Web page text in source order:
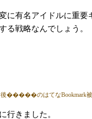
に有名アイドルに重
る戦略なんでしょう。
行きました。